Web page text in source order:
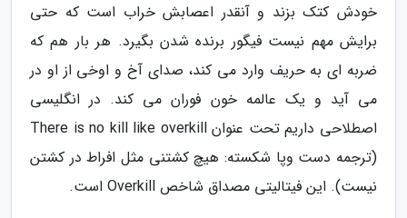
خودش کتک بزند و آنقدر اعصابش خراب است که حتی
برایش مهم نیست فیگور برنده شدن بگیرد. هر بار هم که
ضربه ای به حریف وارد می کند، صدای آخ و اوخی از او در
می آید و یک عالمه خون فوران می کند. در انگلیسی
اصطلاحی داریم تحت عنوان There is no kill like overkill
(ترجمه دست وپا شکسته: هیچ کشتنی مثل افراط در کشتن
نیست). این فیتالیتی مصداق شاخص Overkill است.